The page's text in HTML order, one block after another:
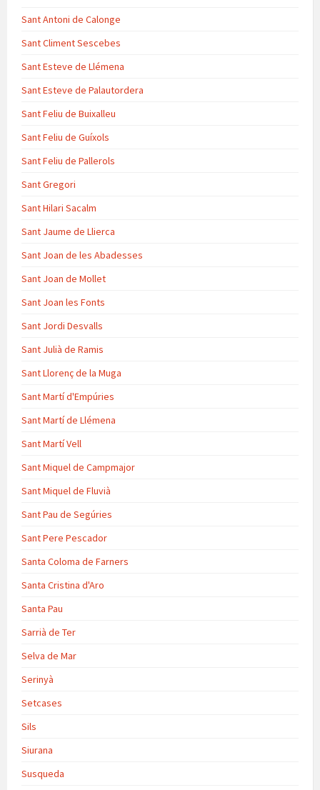
Sant Antoni de Calonge
Sant Climent Sescebes
Sant Esteve de Llémena
Sant Esteve de Palautordera
Sant Feliu de Buixalleu
Sant Feliu de Guíxols
Sant Feliu de Pallerols
Sant Gregori
Sant Hilari Sacalm
Sant Jaume de Llierca
Sant Joan de les Abadesses
Sant Joan de Mollet
Sant Joan les Fonts
Sant Jordi Desvalls
Sant Julià de Ramis
Sant Llorenç de la Muga
Sant Martí d'Empúries
Sant Martí de Llémena
Sant Martí Vell
Sant Miquel de Campmajor
Sant Miquel de Fluvià
Sant Pau de Segúries
Sant Pere Pescador
Santa Coloma de Farners
Santa Cristina d'Aro
Santa Pau
Sarrià de Ter
Selva de Mar
Serinyà
Setcases
Sils
Siurana
Susqueda